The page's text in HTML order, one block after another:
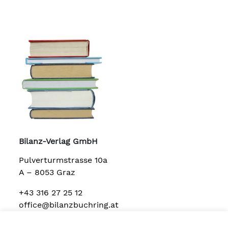
Bilanz-Verlag GmbH
Pulverturmstrasse 10a
A – 8053 Graz
+43 316 27 25 12
office@bilanzbuchring.at